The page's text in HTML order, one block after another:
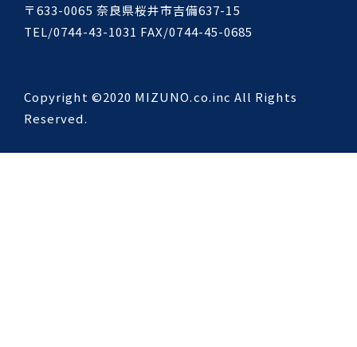
〒633-0065 奈良県桜井市吉備637-15
TEL/0744-43-1031 FAX/0744-45-0685
Copyright ©2020 MIZUNO.co.inc All Rights
Reserved.